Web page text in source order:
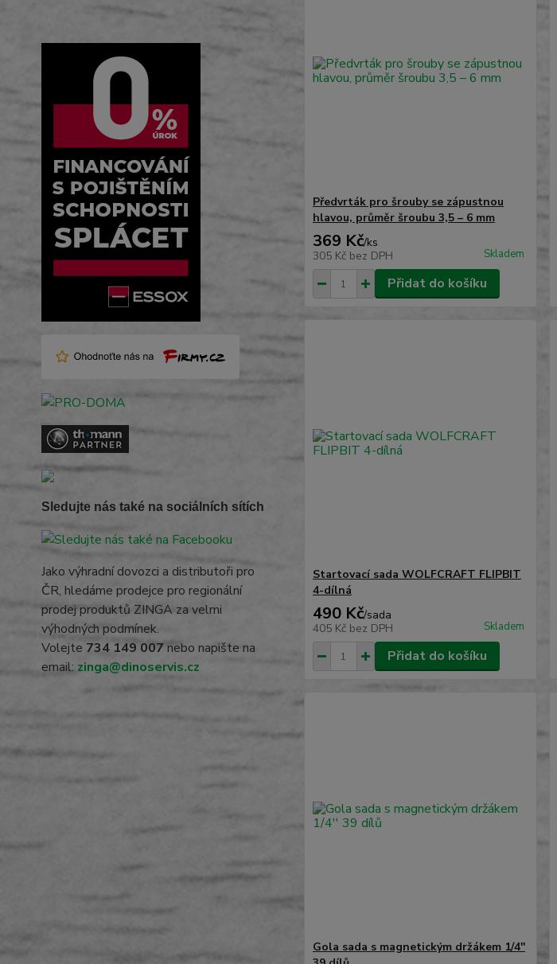
Sledujte nás také na sociálních sítích
Jako výhradní dovozci a distributoři pro
ČR, hledáme prodejce pro regionální
prodej produktů ZINGA za velmi
výhodných podmínek.
Volejte 734 149 007 nebo napište na
email: zinga@dinoservis.cz
Předvrták pro šrouby se zápustnou
hlavou, průměr šroubu 3,5 – 6 mm
369 Kč/ks
305 Kč bez DPH Skladem
Přidat do košíku
Startovací sada WOLFCRAFT FLIPBIT
4-dílná
490 Kč/sada
405 Kč bez DPH Skladem
Přidat do košíku
Gola sada s magnetickým držákem 1/4''